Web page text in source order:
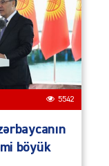
5542
böyük